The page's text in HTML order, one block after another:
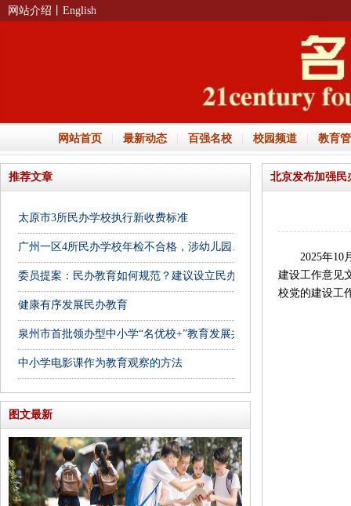
网站介绍 丨English
网站首页 最新动态 百强名校 校园频道 教育
推荐文章
太原市3所民办学校执行新收费标准
广州一区4所民办学校年检不合格，涉幼儿园、培训机构
委员提案：民办教育如何规范？建议设立民办幼儿园收费监管平台
健康有序发展民办教育
泉州市首批领办型中小学“名优校+”教育发展共同体名单公布
中小学电影课作为教育观察的方法
图文最新
北京发布加强民
2025年10月
建设工作意见
校党的建设工